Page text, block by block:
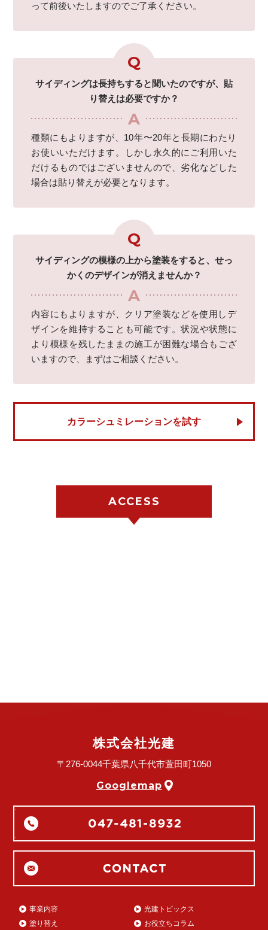
って前後いたしますのでご了承ください。
サイディングは長持ちすると聞いたのですが、貼
り替えは必要ですか？
種類にもよりますが、10年〜20年と長期にわたり
お使いいただけます。しかし永久的にご利用いた
だけるものではございませんので、劣化などした
場合は貼り替えが必要となります。
サイディングの模様の上から塗装をすると、せっ
かくのデザインが消えませんか？
内容にもよりますが、クリア塗装などを使用しデ
ザインを維持することも可能です。状況や状態に
より模様を残したままの施工が困難な場合もござ
いますので、まずはご相談ください。
カラーシュミレーションを試す
株式会社光建
〒276-0044千葉県八千代市萱田町1050
Googlemap
事業内容
塗り替え
光建トピックス
お役立ちコラム